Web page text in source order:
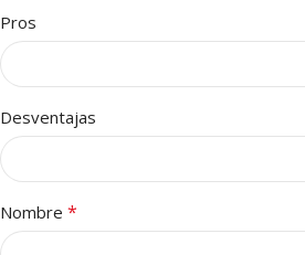
Pros
Desventajas
Nombre *